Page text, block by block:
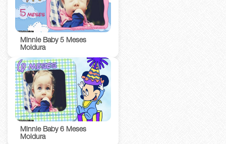
Minnie Baby 5 Meses
Moldura
Minnie Baby 6 Meses
Moldura